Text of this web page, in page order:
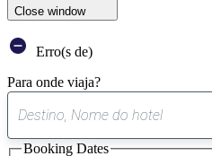
Close window
Erro(s de)
Para onde viaja?
Booking Dates